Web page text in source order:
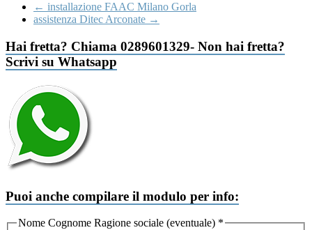
← installazione FAAC Milano Gorla
assistenza Ditec Arconate →
Hai fretta? Chiama 0289601329- Non hai fretta?
Scrivi su Whatsapp
Puoi anche compilare il modulo per info:
Nome Cognome Ragione sociale (eventuale) *